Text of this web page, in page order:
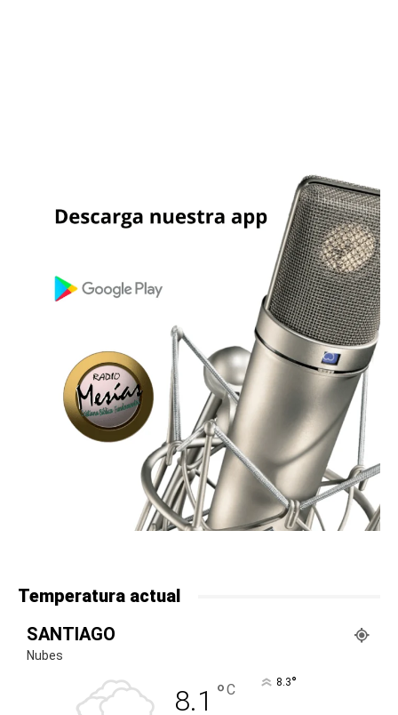
Temperatura actual
SANTIAGO
Nubes
8.1 °C 8.3°